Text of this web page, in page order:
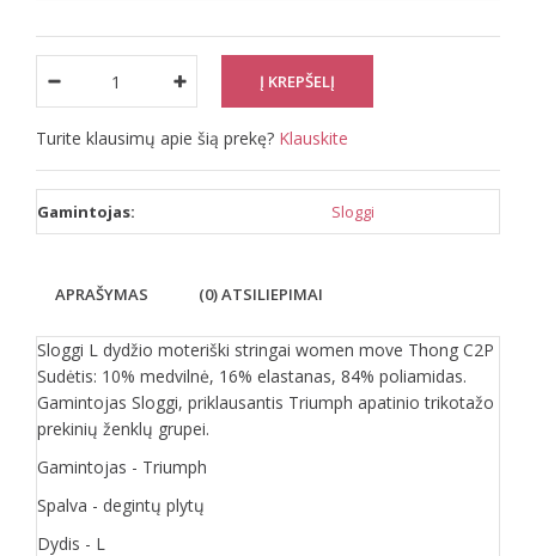
Turite klausimų apie šią prekę? Klauskite
Gamintojas: Sloggi
APRAŠYMAS (0) ATSILIEPIMAI
Sloggi L dydžio moteriški stringai women move Thong C2P
Sudėtis: 10% medvilnė, 16% elastanas, 84% poliamidas.
Gamintojas Sloggi, priklausantis Triumph apatinio trikotažo
prekinių ženklų grupei.
Gamintojas - Triumph
Spalva - degintų plytų
Dydis - L